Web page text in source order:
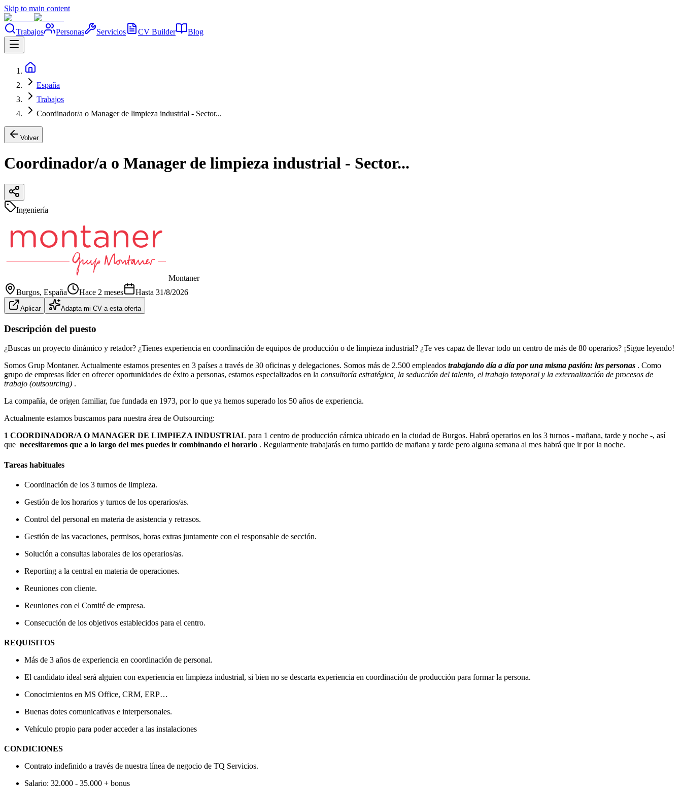
Skip to main content
Trabajos Personas Servicios CV Builder Blog
España
Trabajos
Coordinador/a o Manager de limpieza industrial - Sector...
Volver
Coordinador/a o Manager de limpieza industrial - Sector...
Ingeniería
Montaner
Burgos, España Hace 2 meses Hasta 31/8/2026
Aplicar Adapta mi CV a esta oferta
Descripción del puesto
¿Buscas un proyecto dinámico y retador? ¿Tienes experiencia en coordinación de equipos de producción o de limpieza industrial? ¿Te ves capaz de llevar todo un centro de más de 80 operarios? ¡Sigue leyendo!
Somos Grup Montaner. Actualmente estamos presentes en 3 países a través de 30 oficinas y delegaciones. Somos más de 2.500 empleados trabajando día a día por una misma pasión: las personas . Como
grupo de empresas líder en ofrecer oportunidades de éxito a personas, estamos especializados en la consultoría estratégica, la seducción del talento, el trabajo temporal y la externalización de procesos de
trabajo (outsourcing) .
La compañía, de origen familiar, fue fundada en 1973, por lo que ya hemos superado los 50 años de experiencia.
Actualmente estamos buscamos para nuestra área de Outsourcing:
1 COORDINADOR/A O MANAGER DE LIMPIEZA INDUSTRIAL para 1 centro de producción cárnica ubicado en la ciudad de Burgos. Habrá operarios en los 3 turnos - mañana, tarde y noche -, así
que necesitaremos que a lo largo del mes puedes ir combinando el horario . Regularmente trabajarás en turno partido de mañana y tarde pero alguna semana al mes habrá que ir por la noche.
Tareas habituales
Coordinación de los 3 turnos de limpieza.
Gestión de los horarios y turnos de los operarios/as.
Control del personal en materia de asistencia y retrasos.
Gestión de las vacaciones, permisos, horas extras juntamente con el responsable de sección.
Solución a consultas laborales de los operarios/as.
Reporting a la central en materia de operaciones.
Reuniones con cliente.
Reuniones con el Comité de empresa.
Consecución de los objetivos establecidos para el centro.
REQUISITOS
Más de 3 años de experiencia en coordinación de personal.
El candidato ideal será alguien con experiencia en limpieza industrial, si bien no se descarta experiencia en coordinación de producción para formar la persona.
Conocimientos en MS Office, CRM, ERP…
Buenas dotes comunicativas e interpersonales.
Vehículo propio para poder acceder a las instalaciones
CONDICIONES
Contrato indefinido a través de nuestra línea de negocio de TQ Servicios.
Salario: 32.000 - 35.000 + bonus